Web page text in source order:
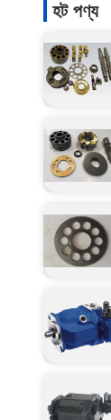
হট পণ্য